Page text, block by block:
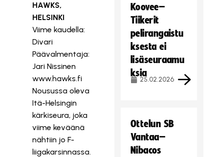
HAWKS,
HELSINKI
Viime kaudella:
Divari
Päävalmentaja:
Jari Nissinen
www.hawks.fi
Nousussa oleva
Itä-Helsingin
kärkiseura, joka
viime keväänä
nähtiin jo F-
liigakarsinnassa.
Koovee–
Tiikerit
pelirangaistu
ksesta ei
lisäseuraamu
ksia
25.02.2026
Ottelun SB
Vantaa–
Nibacos